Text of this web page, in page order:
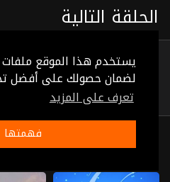
يستخدم هذا الموقع ملفات
لضمان حصولك على أفضل
تعرف على المزيد
فهمتها
الحلقة التالية
الحلقة 14
(0:01:25)
ذات صلة